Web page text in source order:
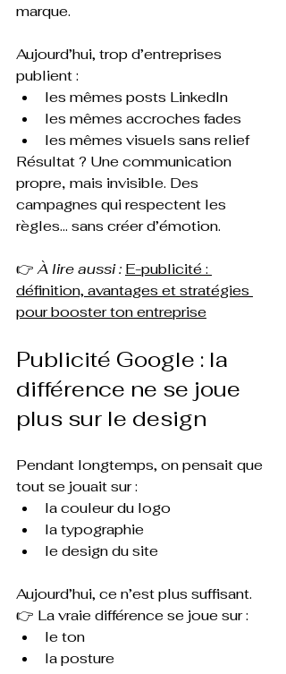
marque.
Aujourd’hui, trop d’entreprises
publient :
les mêmes posts LinkedIn
les mêmes accroches fades
les mêmes visuels sans relief
Résultat ? Une communication
propre, mais invisible. Des
campagnes qui respectent les
règles… sans créer d’émotion.
👉 À lire aussi : E-publicité :
définition, avantages et stratégies
pour booster ton entreprise
Publicité Google : la
différence ne se joue
plus sur le design
Pendant longtemps, on pensait que
tout se jouait sur :
la couleur du logo
la typographie
le design du site
Aujourd’hui, ce n’est plus suffisant.
👉 La vraie différence se joue sur :
le ton
la posture